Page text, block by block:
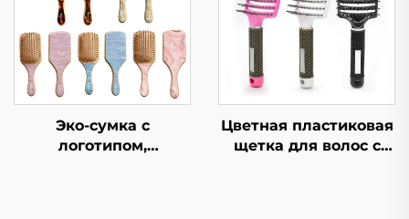
нержавеющей стали
Эко-сумка с
логотипом,
Цветная пластиковая
щетка для волос с